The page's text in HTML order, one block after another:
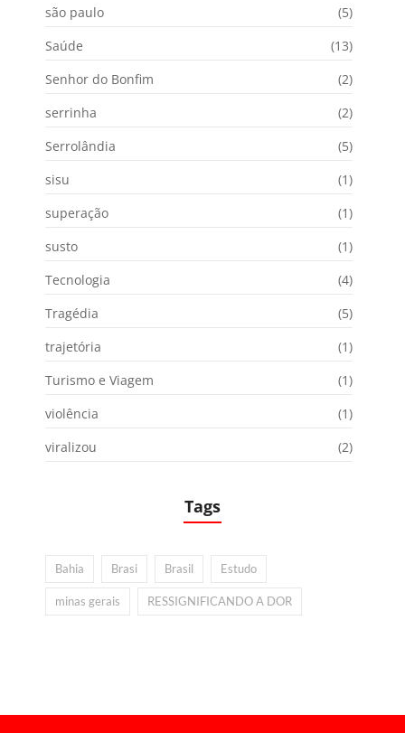
são paulo
(5)
Saúde
(13)
Senhor do Bonfim
(2)
serrinha
(2)
Serrolândia
(5)
sisu
(1)
superação
(1)
susto
(1)
Tecnologia
(4)
Tragédia
(5)
trajetória
(1)
Turismo e Viagem
(1)
violência
(1)
viralizou
(2)
Tags
Bahia Brasi Brasil Estudo
minas gerais RESSIGNIFICANDO A DOR